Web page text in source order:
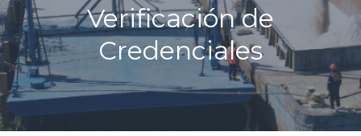
Verificación de
Credenciales